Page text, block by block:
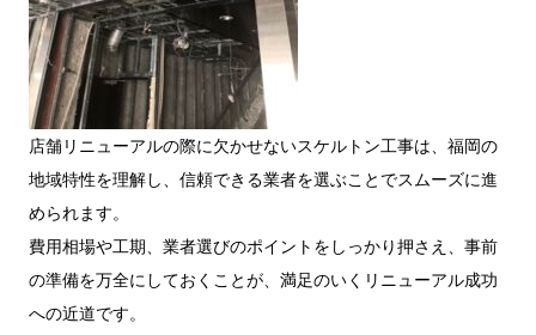
店舗リニューアルの際に欠かせないスケルトン工事は、福岡の
地域特性を理解し、信頼できる業者を選ぶことでスムーズに進
められます。
費用相場や工期、業者選びのポイントをしっかり押さえ、事前
の準備を万全にしておくことが、満足のいくリニューアル成功
への近道です。